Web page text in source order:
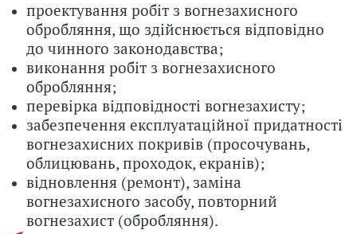
проектування робіт з вогнезахисного
обробляння, що здійснюється відповідно
до чинного законодавства;
виконання робіт з вогнезахисного
обробляння;
перевірка відповідності вогнезахисту;
забезпечення експлуатаційної придатності
вогнезахисних покривів (просочувань,
облицювань, проходок, екранів);
відновлення (ремонт), заміна
вогнезахисного засобу, повторний
вогнезахист (обробляння).